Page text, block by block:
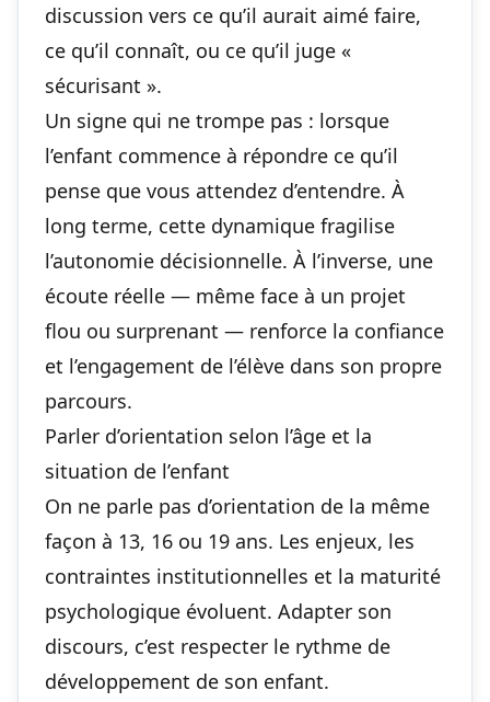
discussion vers ce qu’il aurait aimé faire,
ce qu’il connaît, ou ce qu’il juge «
sécurisant ».
Un signe qui ne trompe pas : lorsque
l’enfant commence à répondre ce qu’il
pense que vous attendez d’entendre. À
long terme, cette dynamique fragilise
l’autonomie décisionnelle. À l’inverse, une
écoute réelle — même face à un projet
flou ou surprenant — renforce la confiance
et l’engagement de l’élève dans son propre
parcours.
Parler d’orientation selon l’âge et la
situation de l’enfant
On ne parle pas d’orientation de la même
façon à 13, 16 ou 19 ans. Les enjeux, les
contraintes institutionnelles et la maturité
psychologique évoluent. Adapter son
discours, c’est respecter le rythme de
développement de son enfant.